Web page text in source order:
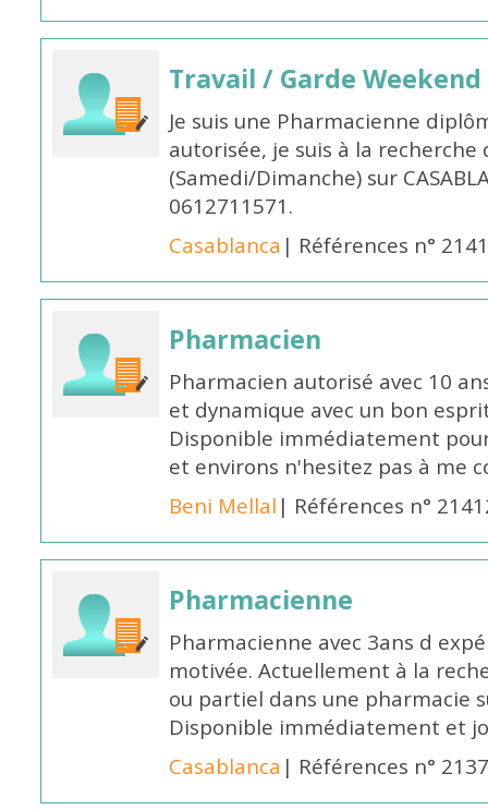
Travail / Garde Weekend
Je suis une Pharmacienne
autorisée, je suis à la
(Samedi/Dimanche) sur
0612711571.
Casablanca | Références n°
Pharmacien
Pharmacien autorisé avec 10
et dynamique avec un bon
Disponible immédiatement
et environs n'hesitez pas à me
Beni Mellal | Références n°
Pharmacienne
Pharmacienne avec 3ans d
motivée. Actuellement à la
ou partiel dans une pharmacie
Disponible immédiatement et
Casablanca | Références n°